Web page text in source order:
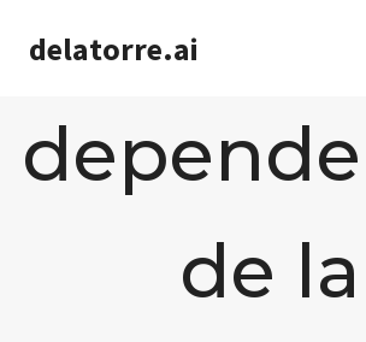
delatorre.ai
de la